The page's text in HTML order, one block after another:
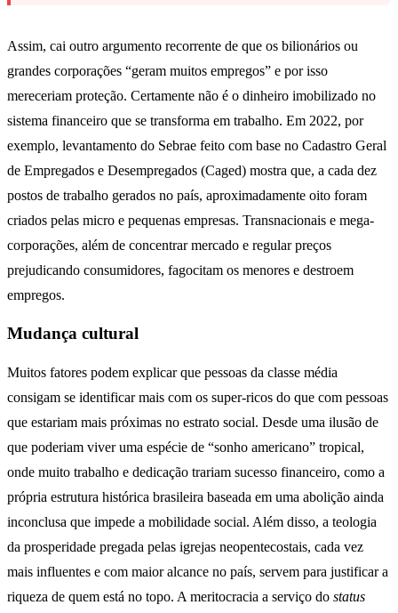
Assim, cai outro argumento recorrente de que os bilionários ou
grandes corporações “geram muitos empregos” e por isso
mereceriam proteção. Certamente não é o dinheiro imobilizado no
sistema financeiro que se transforma em trabalho. Em 2022, por
exemplo, levantamento do Sebrae feito com base no Cadastro Geral
de Empregados e Desempregados (Caged) mostra que, a cada dez
postos de trabalho gerados no país, aproximadamente oito foram
criados pelas micro e pequenas empresas. Transnacionais e mega-
corporações, além de concentrar mercado e regular preços
prejudicando consumidores, fagocitam os menores e destroem
empregos.
Mudança cultural
Muitos fatores podem explicar que pessoas da classe média
consigam se identificar mais com os super-ricos do que com pessoas
que estariam mais próximas no estrato social. Desde uma ilusão de
que poderiam viver uma espécie de “sonho americano” tropical,
onde muito trabalho e dedicação trariam sucesso financeiro, como a
própria estrutura histórica brasileira baseada em uma abolição ainda
inconclusa que impede a mobilidade social. Além disso, a teologia
da prosperidade pregada pelas igrejas neopentecostais, cada vez
mais influentes e com maior alcance no país, servem para justificar a
riqueza de quem está no topo. A meritocracia a serviço do status